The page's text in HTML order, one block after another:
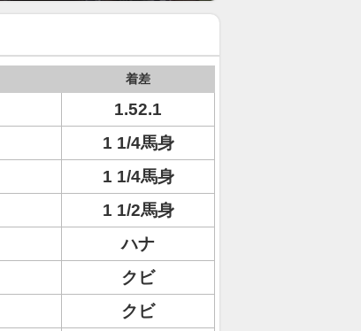
着差
1.52.1
1 1/4馬身
1 1/4馬身
1 1/2馬身
ハナ
クビ
クビ